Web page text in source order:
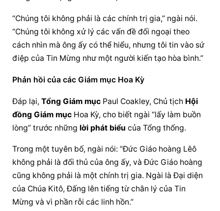
“Chúng tôi không phải là các chính trị gia,” ngài nói.
“Chúng tôi không xử lý các vấn đề đối ngoại theo
cách nhìn mà ông ấy có thể hiểu, nhưng tôi tin vào sứ
điệp của Tin Mừng như một người kiến tạo hòa bình.”
Phản hồi của các Giám mục Hoa Kỳ
Đáp lại, Tổng Giám mục Paul Coakley, Chủ tịch Hội
đồng Giám mục Hoa Kỳ, cho biết ngài “lấy làm buồn
lòng” trước những lời phát biểu của Tổng thống.
Trong một tuyên bố, ngài nói: “Đức Giáo hoàng Lêô
không phải là đối thủ của ông ấy, và Đức Giáo hoàng
cũng không phải là một chính trị gia. Ngài là Đại diện
của Chúa Kitô, Đấng lên tiếng từ chân lý của Tin
Mừng và vì phần rỗi các linh hồn.”